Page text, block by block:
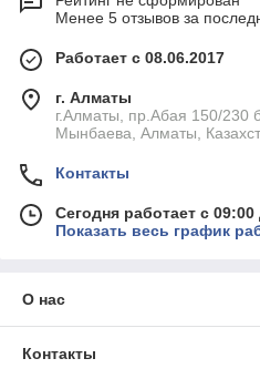
Менее 5 отзывов за
Работает с 08.06.2017
г. Алматы
г.Алматы, пр.Абая 150/230
Мынбаева, Алматы,
Контакты
Сегодня работает с 09:00
Показать весь график
О нас
Контакты